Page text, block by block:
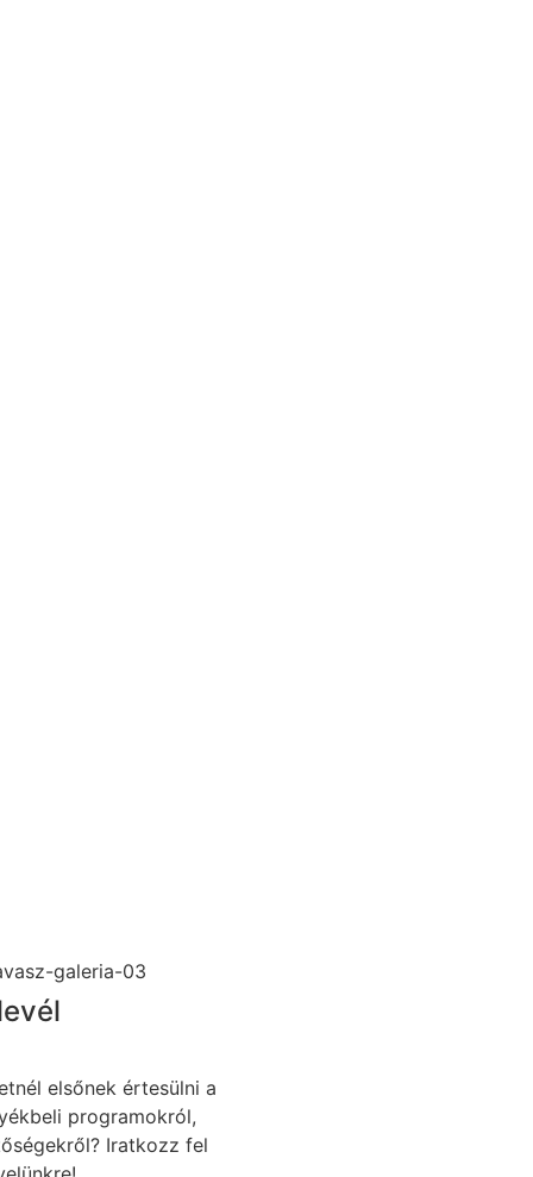
elsőnek értesülni a
programokról,
Iratkozz fel